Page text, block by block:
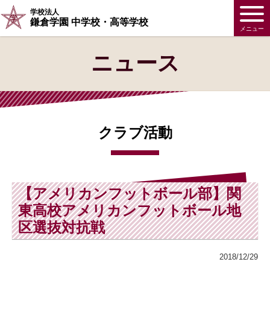
学校法人
鎌倉学園 中学校・高等学校
メニュー
ニュース
クラブ活動
【アメリカンフットボール部】関
東高校アメリカンフットボール地
区選抜対抗戦
2018/12/29